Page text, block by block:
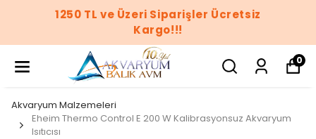
1250 TL ve Üzeri Siparişler Ücretsiz
Kargo!!!
0
Akvaryum Malzemeleri
Eheim Thermo Control E 200 W Kalibrasyonsuz Akvaryum
Isıtıcısı